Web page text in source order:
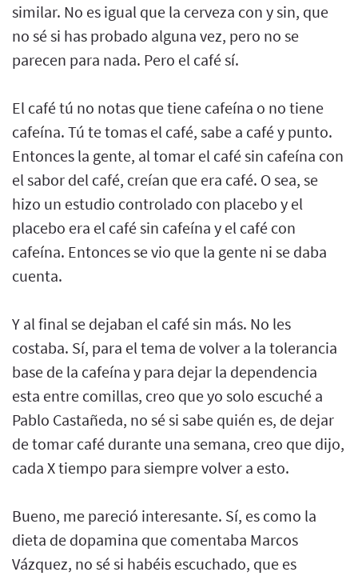
similar. No es igual que la cerveza con y sin, que
no sé si has probado alguna vez, pero no se
parecen para nada. Pero el café sí.
El café tú no notas que tiene cafeína o no tiene
cafeína. Tú te tomas el café, sabe a café y punto.
Entonces la gente, al tomar el café sin cafeína con
el sabor del café, creían que era café. O sea, se
hizo un estudio controlado con placebo y el
placebo era el café sin cafeína y el café con
cafeína. Entonces se vio que la gente ni se daba
cuenta.
Y al final se dejaban el café sin más. No les
costaba. Sí, para el tema de volver a la tolerancia
base de la cafeína y para dejar la dependencia
esta entre comillas, creo que yo solo escuché a
Pablo Castañeda, no sé si sabe quién es, de dejar
de tomar café durante una semana, creo que dijo,
cada X tiempo para siempre volver a esto.
Bueno, me pareció interesante. Sí, es como la
dieta de dopamina que comentaba Marcos
Vázquez, no sé si habéis escuchado, que es